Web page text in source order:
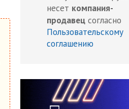
несет компания-
продавец согласно
Пользовательскому
соглашению